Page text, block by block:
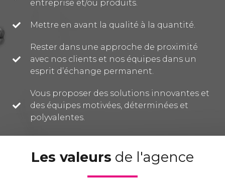
entreprise et/ou produits.
Mettre en avant la qualité à la quantité.
Rester dans une approche de proximité
avec nos clients et nos équipes dans un
esprit d’échange permanent.
Vous proposer des solutions innovantes et
des équipes motivées, déterminées et
polyvalentes.
Les valeurs de l'agence